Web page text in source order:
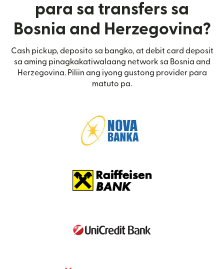
para sa transfers sa
Bosnia and Herzegovina?
Cash pickup, deposito sa bangko, at debit card deposit
sa aming pinagkakatiwalaang network sa Bosnia and
Herzegovina. Piliin ang iyong gustong provider para
matuto pa.